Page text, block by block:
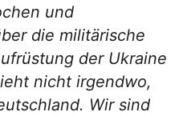
und
die militärische
der Ukraine
nicht irgendwo,
Wir sind